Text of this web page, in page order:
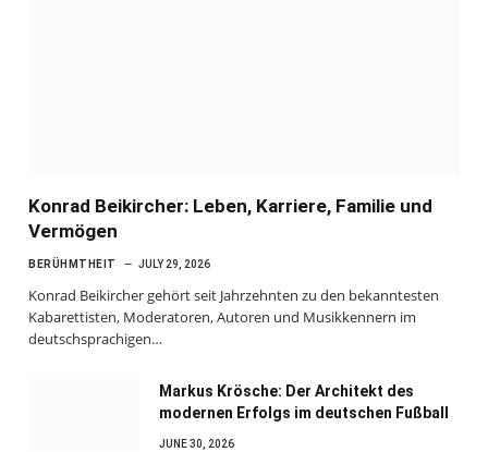
Konrad Beikircher: Leben, Karriere, Familie und
Vermögen
BERÜHMTHEIT JULY 29, 2026
Konrad Beikircher gehört seit Jahrzehnten zu den bekanntesten
Kabarettisten, Moderatoren, Autoren und Musikkennern im
deutschsprachigen…
Markus Krösche: Der Architekt des
modernen Erfolgs im deutschen Fußball
JUNE 30, 2026